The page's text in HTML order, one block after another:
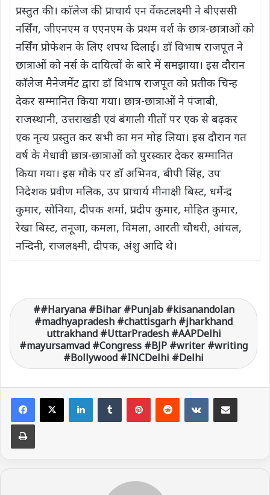
प्रस्तुत की। काॅलेज की प्राचार्य एन वेंकटलक्ष्मी ने बीएससी
नर्सिंग, जीएनएम व एएनएम के प्रथम वर्श के छात्र-छात्राओं को
नर्सिंग प्रोफेशन के लिए शपथ दिलाई। डाॅ विभाष राजपूत ने
छात्राओं को नर्स के दायित्वों के बारे में समझाया। इस दौरान
काॅलेज मैनेजमेंट द्वारा डाॅ विभाष राजपूत को प्रतीक चिन्ह
देकर सम्मानित किया गया। छात्र-छात्राओं ने पंजाबी,
राजस्थानी, उत्तराखंडी एवं बंगाली गीतों पर एक से बढ़कर
एक नृत्य प्रस्तुत कर सभी का मन मोह लिया। इस दौरान गत
वर्ष के मेधावी छात्र-छात्राओं को पुरस्कार देकर सम्मानित
किया गया। इस मौके पर डाॅ अभिनव, बीपी सिंह, उप
निदेशक प्रवीण मलिक, उप प्राचार्य मीनाक्षी बिस्ट, धर्मेन्द्र
कुमार, सोनिया, दीपक शर्मा, प्रदीप कुमार, मोहित कुमार,
रेखा बिस्ट, तनूजा, कमला, विमला, आरती चौधरी, आंचल,
नन्दिनी, राजलक्ष्मी, दीपक, अंशु आदि थे।
#Haryana #Bihar #Punjab #kisanandolan
#madhyapradesh #chattisgarh #jharkhand
uttrakhand #UttarPradesh #AAPDelhi
#mayursamvad #Congress #BJP #writer #writing
#Bollywood #INCDelhi #Delhi
LinkedIn VKontakte